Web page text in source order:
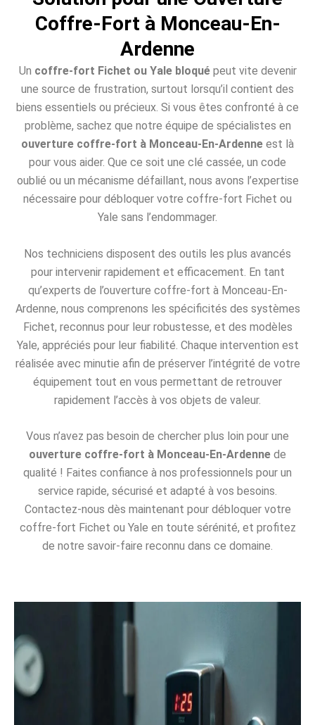
Coffre-Fort à Monceau-En-
Ardenne
Un coffre-fort Fichet ou Yale bloquépeut vite devenir
une source de frustration, surtout lorsqu’il contient des
biens essentiels ou précieux. Si vous êtes confronté à ce
problème, sachez que notre équipe de spécialistes en
ouverture coffre-fort à Monceau-En-Ardenne est là
pour vous aider. Que ce soit une clé cassée, un code
oublié ou un mécanisme défaillant, nous avons l’expertise
nécessaire pour débloquer votre coffre-fort Fichet ou
Yale sans l’endommager.
Nos techniciens disposent des outils les plus avancés
pour intervenir rapidement et efficacement. En tant
qu’experts de l’ouverture coffre-fort à Monceau-En-
Ardenne, nous comprenons les spécificités des systèmes
Fichet, reconnus pour leur robustesse, et des modèles
Yale, appréciés pour leur fiabilité. Chaque intervention est
réalisée avec minutie afin de préserver l’intégrité de votre
équipement tout en vous permettant de retrouver
rapidement l’accès à vos objets de valeur.
Vous n’avez pas besoin de chercher plus loin pour une
ouverture coffre-fort à Monceau-En-Ardenne de
qualité ! Faites confiance à nos professionnels pour un
service rapide, sécurisé et adapté à vos besoins.
Contactez-nous dès maintenant pour débloquer votre
coffre-fort Fichet ou Yale en toute sérénité, et profitez
de notre savoir-faire reconnu dans ce domaine.